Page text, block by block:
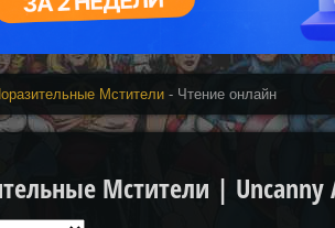
Мстители - Чтение онлайн
Мстители | Uncanny